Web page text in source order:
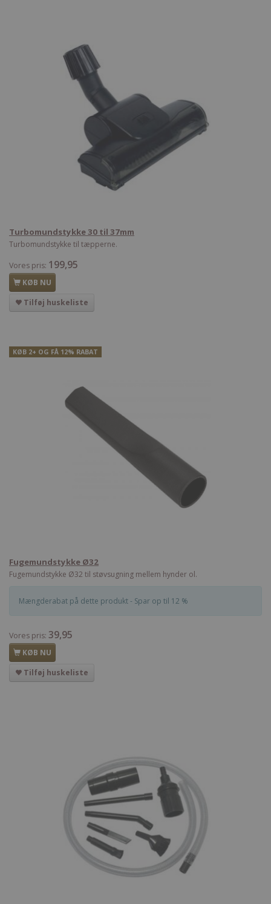
Turbomundstykke 30 til 37mm
Turbomundstykke til tæpperne.
Vores pris: 199,95
KØB NU
Tilføj huskeliste
KØB 2+ OG FÅ 12% RABAT
Fugemundstykke Ø32
Fugemundstykke Ø32 til støvsugning mellem hynder ol.
Mængderabat på dette produkt - Spar op til 12 %
Vores pris: 39,95
KØB NU
Tilføj huskeliste